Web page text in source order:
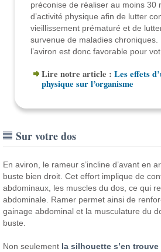
préconise de réaliser au moins 30
d’activité physique afin de lutter
vieillissement prématuré et de
survenue de maladies chroniques.
l’aviron est donc favorable pour
Lire notre article :Les effets
physique sur l’organisme
Sur votre dos
En aviron, le rameur s’incline d’avant en
buste bien droit. Cet effort implique de
abdominaux, les muscles du dos, ce qui
abdominale.
Ramer permet ainsi de
gainage abdominal et la musculature du
buste.
Non seulement la silhouette s’en trouve